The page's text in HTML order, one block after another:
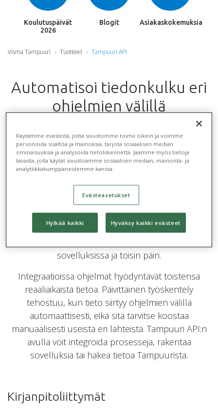
Koulutuspäivät
2026
Blogit Asiakaskokemuksia
Visma Tampuuri Tuotteet Tampuuri API
Automatisoi tiedonkulku eri
ohjelmien välillä
Integraatioissa ohjelmat hyödyntävät toistensa
reaaliaikaista tietoa. API mahdollistaa eri ohjelmien
integraatiot. API on lyhenne englannin kielen
sanoista Application Programming Interface ja
Tampuuri API on siis ohjelmointiliitäntä, joka sallii
Tampuurin kommunikoida toisten sovellusten
kanssa.Tampuuri API mahdollistaa Tampuurin
sovelluksissa ja toisin päin.
Integraatioissa ohjelmat hyödyntävät toistensa
reaaliaikaista tietoa. Päivittäinen työskentely
tehostuu, kun tieto siirtyy ohjelmien välillä
automaattisesti, eikä sitä tarvitse koostaa
manuaalisesti useista eri lähteistä. Tampuuri API:n
avulla voit integroida prosesseja, rakentaa
sovelluksia tai hakea tietoa Tampuurista.
Kirjanpitoliittymät
Käytämme evästeitä, jotta sivustomme toimii oikein ja voimme
personoida sisältöä ja mainoksia, tarjota sosiaalisen median
ominaisuuksia ja analysoida tietoliikennettä. Jaamme myös tietoja
tavasta, jolla käytät sivustoamme sosiaalisen median, mainonta- ja
analytiikkakumppaneidemme kanssa.
Evästeasetukset
Hylkää kaikki Hyväksy kaikki evästeet